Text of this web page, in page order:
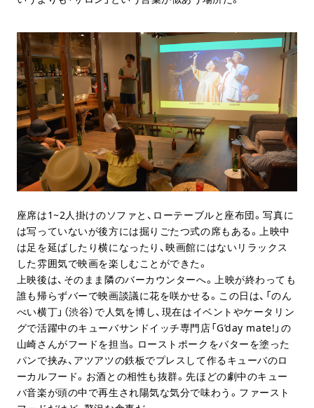
座席は1~2人掛けのソファと、ローテーブルと座布団。写真に
は写っていないが後方には掘りごたつ式の席もある。上映中
は足を延ばしたり横になったり、映画館にはないリラックス
した雰囲気で映画を楽しむことができた。
上映後は、そのまま隣のバーカウンターへ。上映が終わっても
誰も帰らずバーで映画談議に花を咲かせる。この日は、「のん
べい横丁」（渋谷）で人気を博し、現在はイベントやケータリン
グで活躍中のキューバサンドイッチ専門店「G’day mate!」の
山崎さんがフードを担当。ローストポークをバターを塗った
パンで挟み、アツアツの鉄板でプレスして作るキューバのロ
ーカルフード。お酒との相性も抜群。先ほどの劇中のキュー
バ音楽が頭の中で再生され陽気な気分で味わう。ファースト